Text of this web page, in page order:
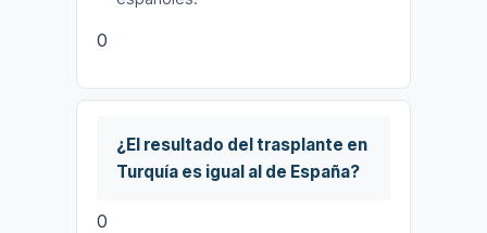
0
¿El resultado del trasplante en
Turquía es igual al de España?
0